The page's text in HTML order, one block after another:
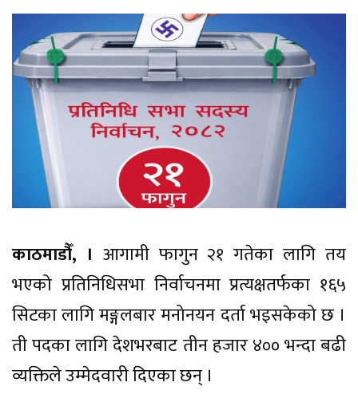
काठमाडौँ, । आगामी फागुन २१ गतेका लागि तय
भएको प्रतिनिधिसभा निर्वाचनमा प्रत्यक्षतर्फका १६५
सिटका लागि मङ्गलबार मनोनयन दर्ता भइसकेको छ ।
ती पदका लागि देशभरबाट तीन हजार ४०० भन्दा बढी
व्यक्तिले उम्मेदवारी दिएका छन् ।